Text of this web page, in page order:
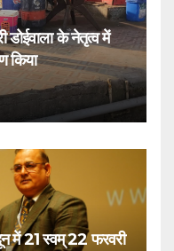
डोईवाला के नेतृत्व में
किया
में 21 स्वम् 22 फरवरी